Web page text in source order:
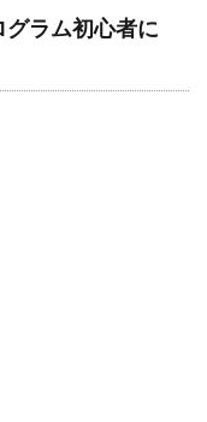
ラム初心者に